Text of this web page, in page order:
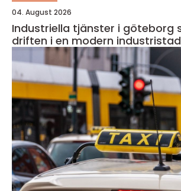
04. August 2026
Industriella tjänster i göteborg så säkras
driften i en modern industristad